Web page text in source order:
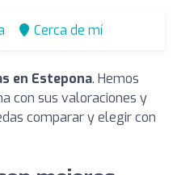
Cerca de mí
en Estepona. Hemos
con sus valoraciones y
comparar y elegir con